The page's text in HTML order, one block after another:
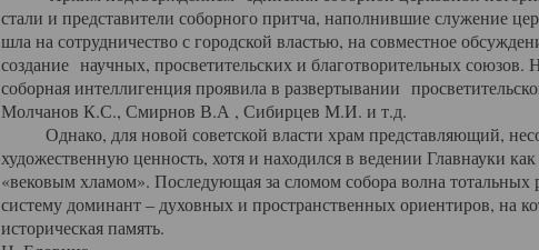
стали и представители соборного притча, наполнившие служение
шла на сотрудничество с городской властью, на совместное
создание научных, просветительских и благотворительных союзов.
соборная интеллигенция проявила в развертывании
Молчанов К.С., Смирнов В.А , Сибирцев М.И. и т.д.
Однако, для новой советской власти храм представляющий,
художественную ценность, хотя и находился в ведении Главнауки
«вековым хламом». Последующая за сломом собора волна тотальных
систему доминант – духовных и пространственных ориентиров, на
историческая память.